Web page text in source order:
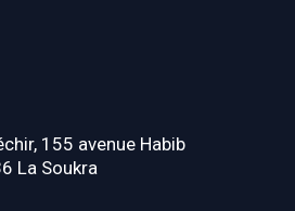
155 avenue Habib
La Soukra